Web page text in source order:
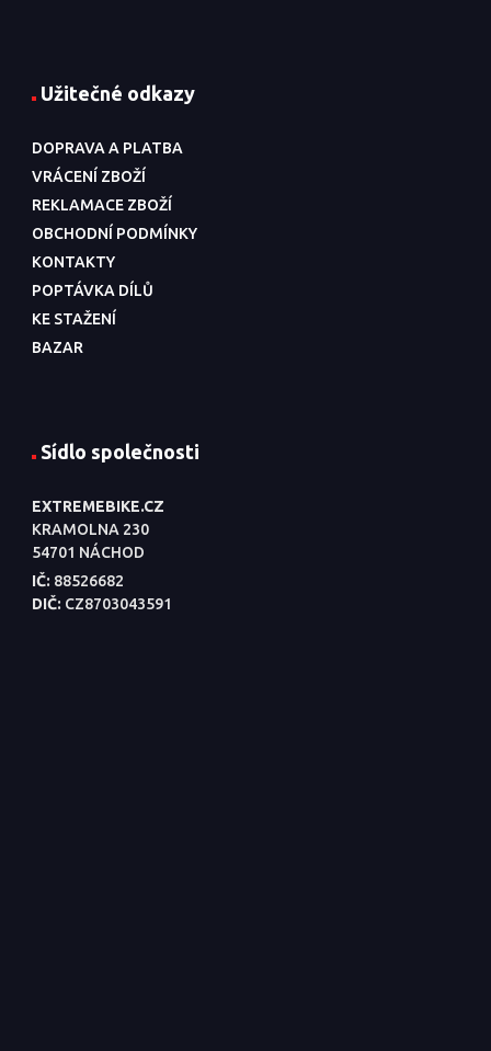
Užitečné odkazy
DOPRAVA A PLATBA
VRÁCENÍ ZBOŽÍ
REKLAMACE ZBOŽÍ
OBCHODNÍ PODMÍNKY
KONTAKTY
POPTÁVKA DÍLŮ
KE STAŽENÍ
BAZAR
Sídlo společnosti
EXTREMEBIKE.CZ
KRAMOLNA 230
54701 NÁCHOD
IČ: 88526682
DIČ: CZ8703043591